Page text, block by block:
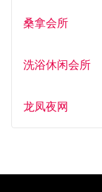
桑拿会所
洗浴休闲会所
龙凤夜网